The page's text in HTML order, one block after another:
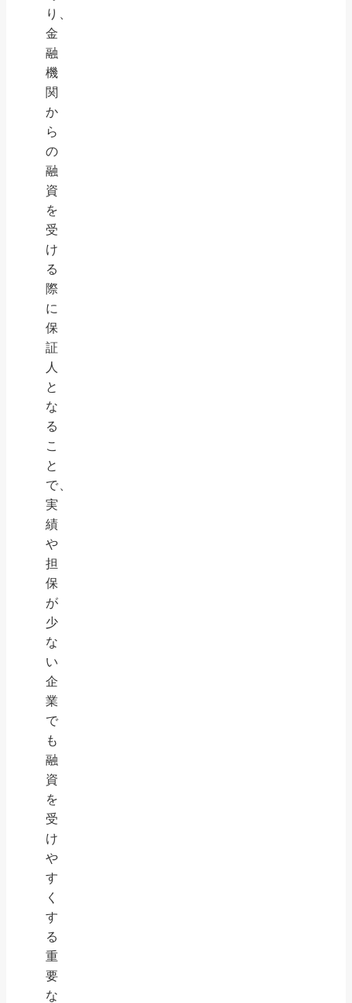
り、
金
融
機
関
か
ら
の
融
資
を
受
け
る
際
に
保
証
人
と
な
る
こ
と
で、
実
績
や
担
保
が
少
な
い
企
業
で
も
融
資
を
受
け
や
す
く
す
る
重
要
な